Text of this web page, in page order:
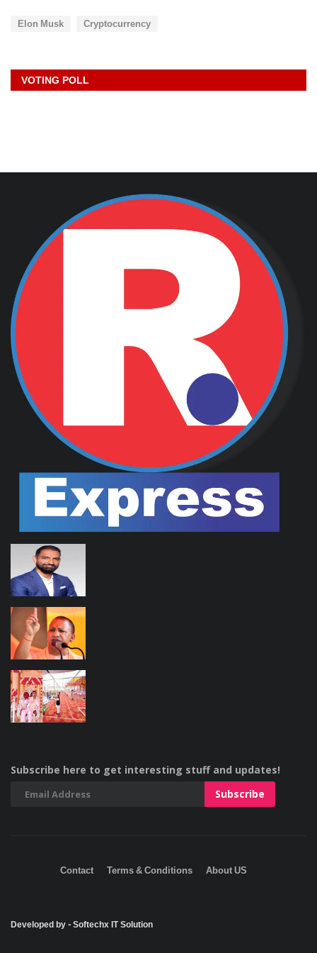
Elon Musk Cryptocurrency
VOTING POLL
Subscribe here to get interesting stuff and updates!
Contact Terms & Conditions About US
Developed by - Softechx IT Solution